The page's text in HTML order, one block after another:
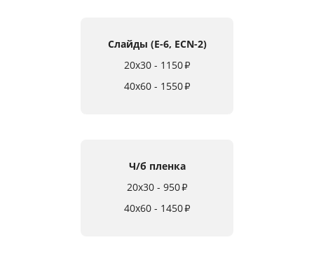
Слайды (E-6, ECN-2)
20x30 - 1150₽
40x60 - 1550₽
Ч/б пленка
20x30 - 950₽
40x60 - 1450₽